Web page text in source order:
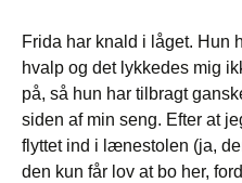
Frida har knald i låget. Hun
hvalp og det lykkedes mig
på, så hun har tilbragt
siden af min seng. Efter at
flyttet ind i lænestolen (ja,
den kun får lov at bo her,